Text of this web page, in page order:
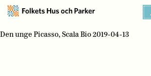
Den unge Picasso, Scala Bio 2019-04-13